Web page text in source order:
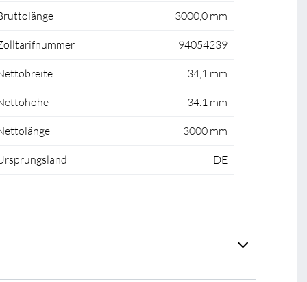
3000,0 mm
94054239
34,1 mm
34.1 mm
3000 mm
DE